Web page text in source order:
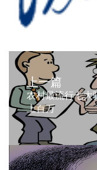
上一篇
农村最流行七大
上百万